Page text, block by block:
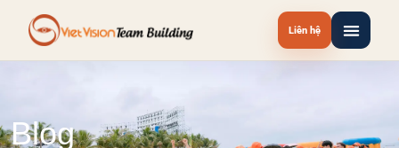
Liên hệ
Blog